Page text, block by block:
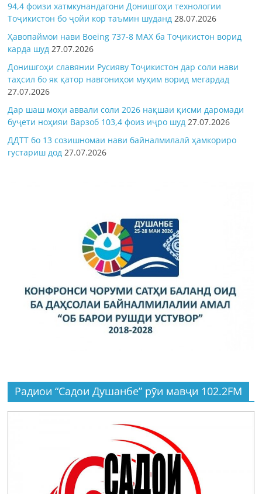
94,4 фоизи хатмкунандагони Донишгоҳи технологии
Тоҷикистон бо ҷойи кор таъмин шуданд 28.07.2026
Ҳавопаймои нави Boeing 737-8 MAX ба Тоҷикистон ворид
карда шуд 27.07.2026
Донишгоҳи славянии Русияву Тоҷикистон дар соли нави
таҳсил бо як қатор навгониҳои муҳим ворид мегардад
27.07.2026
Дар шаш моҳи аввали соли 2026 нақшаи қисми даромади
буҷети ноҳияи Варзоб 103,4 фоиз иҷро шуд 27.07.2026
ДДТТ бо 13 созишномаи нави байналмилалӣ ҳамкориро
густариш дод 27.07.2026
Радиои “Садои Душанбе” рӯи мавҷи 102.2FM